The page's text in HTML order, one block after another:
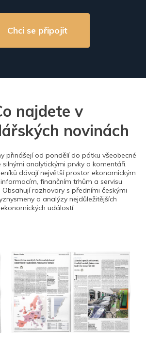
Chci se připojit
najdete v
novinách
přinášejí od pondělí do pátku všeobecné
analytickými prvky a komentáři.
dávají největší prostor ekonomickým
finančním trhům a servisu
rozhovory s předními českými
a analýzy nejdůležitějších
ekonomických událostí.